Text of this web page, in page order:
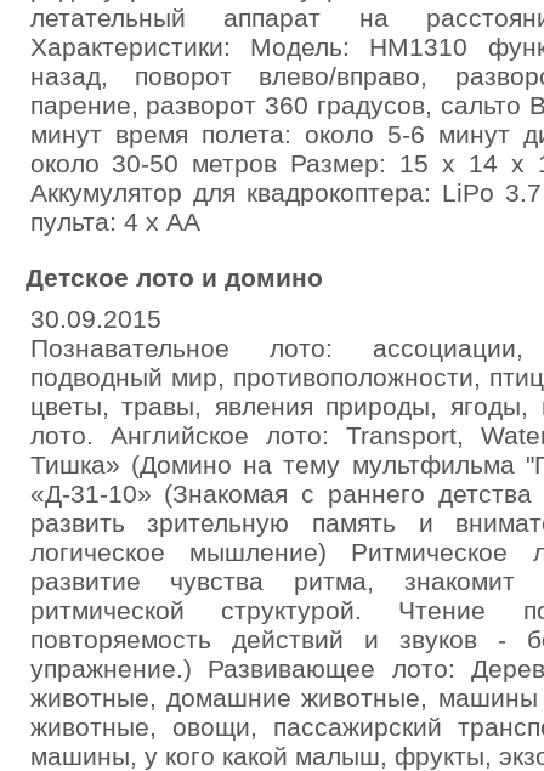
летательный аппарат на
Характеристики: Модель: HM1310
назад, поворот влево/вправо,
парение, разворот 360 градусов, сальто
минут время полета: около 5-6 минут
около 30-50 метров Размер: 15 х 14 х
Аккумулятор для квадрокоптера: LiPo
пульта: 4 х АА
Детское лото и домино
30.09.2015
Познавательное лото:
подводный мир, противоположности,
цветы, травы, явления природы,
лото. Английское лото: Transport,
Тишка» (Домино на тему мультфильма
«Д-31-10» (Знакомая с раннего
развить зрительную память и
логическое мышление) Ритмическое
развитие чувства ритма,
ритмической структурой. Чтение
повторяемость действий и звуков -
упражнение.) Развивающее лото:
животные, домашние животные, машины
животные, овощи, пассажирский
машины, у кого какой малыш, фрукты,